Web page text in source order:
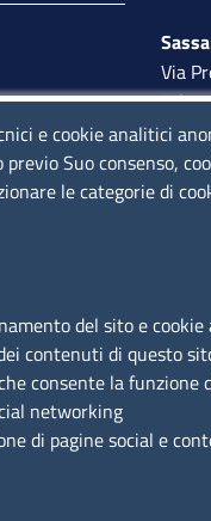
Via
Tel.
e
e cookie analitici
previo Suo consenso,
le categorie di
del sito e
contenuti di questo
consente la
networking
di pagine social e